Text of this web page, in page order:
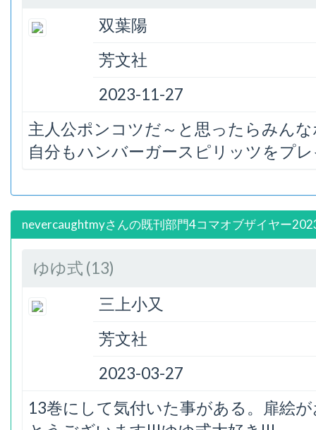
双葉陽
芳文社
2023-11-27
主人公ポンコツだ～と思ったらみん
自分もハンバーガースピリッツをプ
nevercaughtmyさんの既刊部門4コマオブザイヤー
ゆゆ式 (13)
三上小又
芳文社
2023-03-27
13巻にして気付いた事がある。扉絵